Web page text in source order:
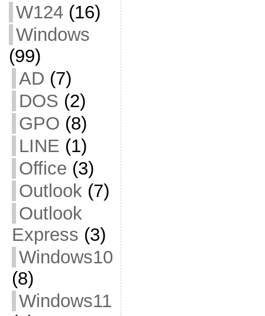
W124(16)
Windows
(99)
AD (7)
DOS (2)
GPO (8)
LINE (1)
Office (3)
Outlook(7)
Outlook
Express (3)
Windows10
(8)
Windows11